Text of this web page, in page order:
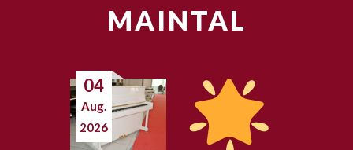
MAINTAL
04
Aug.
2026